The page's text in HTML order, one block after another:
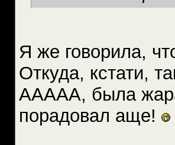
Я же говорила,
Откуда, кстати,
ААААА, была
порадовал аще!